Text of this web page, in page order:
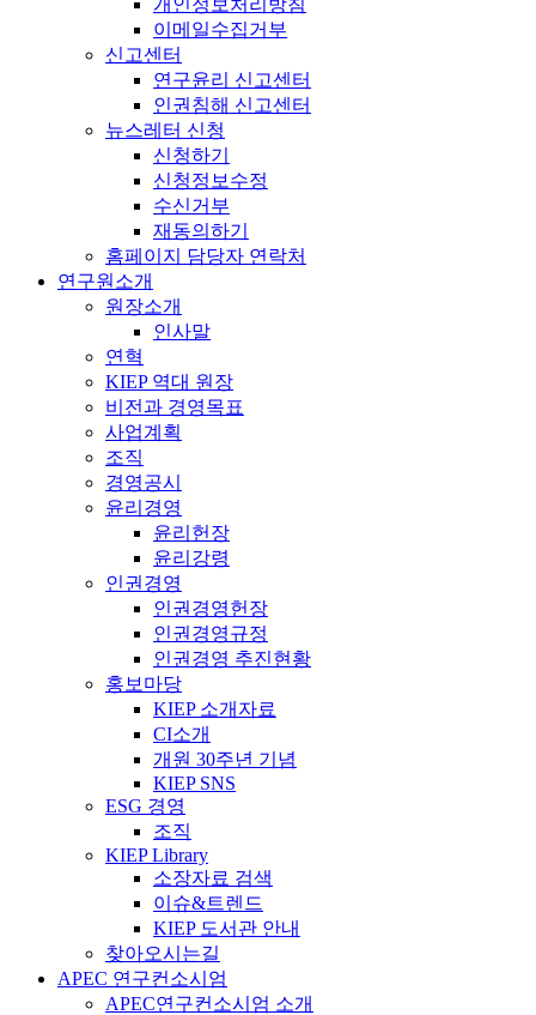
이메일수집거부
신고센터
연구윤리 신고센터
인권침해 신고센터
뉴스레터 신청
신청하기
신청정보수정
수신거부
재동의하기
홈페이지 담당자 연락처
연구원소개
원장소개
인사말
연혁
KIEP 역대 원장
비전과 경영목표
사업계획
조직
경영공시
윤리경영
윤리헌장
윤리강령
인권경영
인권경영헌장
인권경영규정
인권경영 추진현황
홍보마당
KIEP 소개자료
CI소개
개원 30주년 기념
KIEP SNS
ESG 경영
조직
KIEP Library
소장자료 검색
이슈&트렌드
KIEP 도서관 안내
찾아오시는길
APEC 연구컨소시엄
APEC연구컨소시엄 소개